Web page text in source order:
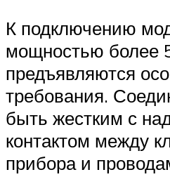
К подключению
мощностью более
предъявляются
требования.
быть жестким с
контактом между
прибора и